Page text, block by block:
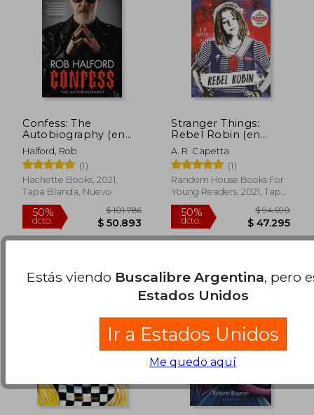
50%
dcto. $ 55.676
50%
dcto.
$
$
Confess: The
Autobiography (en
Inglés)
Halford, Rob
(1)
Hachette Books, 2021,
Tapa Blanda, Nuevo
Stranger Things:
Rebel Robin (en
Inglés)
A. R. Capetta
(1)
Random House Books For
Young Readers, 2021, Tapa
Dura, Nuevo
Estás viendo Buscalibre Argentina, pero
Estados Unidos
Ir a Estados Unidos
Me quedo aquí